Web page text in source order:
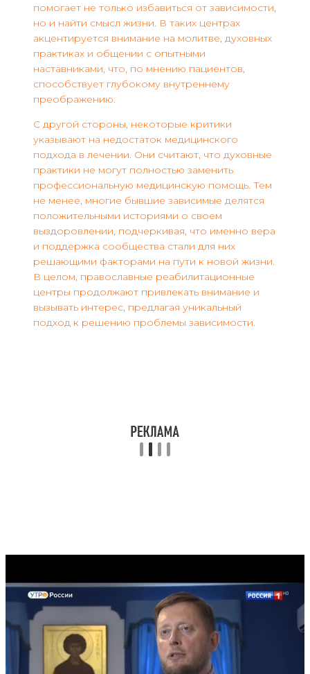
помогает не только избавиться от зависимости,
но и найти смысл жизни. В таких центрах
акцентируется внимание на молитве, духовных
практиках и общении с опытными
наставниками, что, по мнению пациентов,
способствует глубокому внутреннему
преображению.
С другой стороны, некоторые критики
указывают на недостаток медицинского
подхода в лечении. Они считают, что духовные
практики не могут полностью заменить
профессиональную медицинскую помощь. Тем
не менее, многие бывшие зависимые делятся
положительными историями о своем
выздоровлении, подчеркивая, что именно вера
и поддержка сообщества стали для них
решающими факторами на пути к новой жизни.
В целом, православные реабилитационные
центры продолжают привлекать внимание и
вызывать интерес, предлагая уникальный
подход к решению проблемы зависимости.